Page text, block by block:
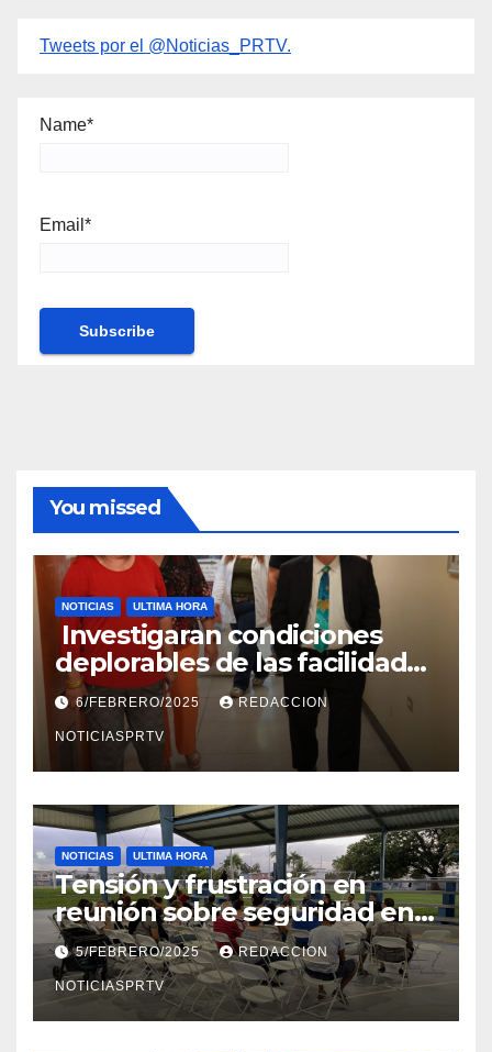
Tweets por el @Noticias_PRTV.
Name*
Email*
You missed
NOTICIAS ULTIMA HORA
Investigaran condiciones
deplorables de las facilidades
el Departamento de la Salud
en Mayagüez
6/FEBRERO/2025 REDACCION
NOTICIASPRTV
NOTICIAS ULTIMA HORA
Tensión y frustración en
reunión sobre seguridad en
Reparto Metropolitano
5/FEBRERO/2025 REDACCION
NOTICIASPRTV